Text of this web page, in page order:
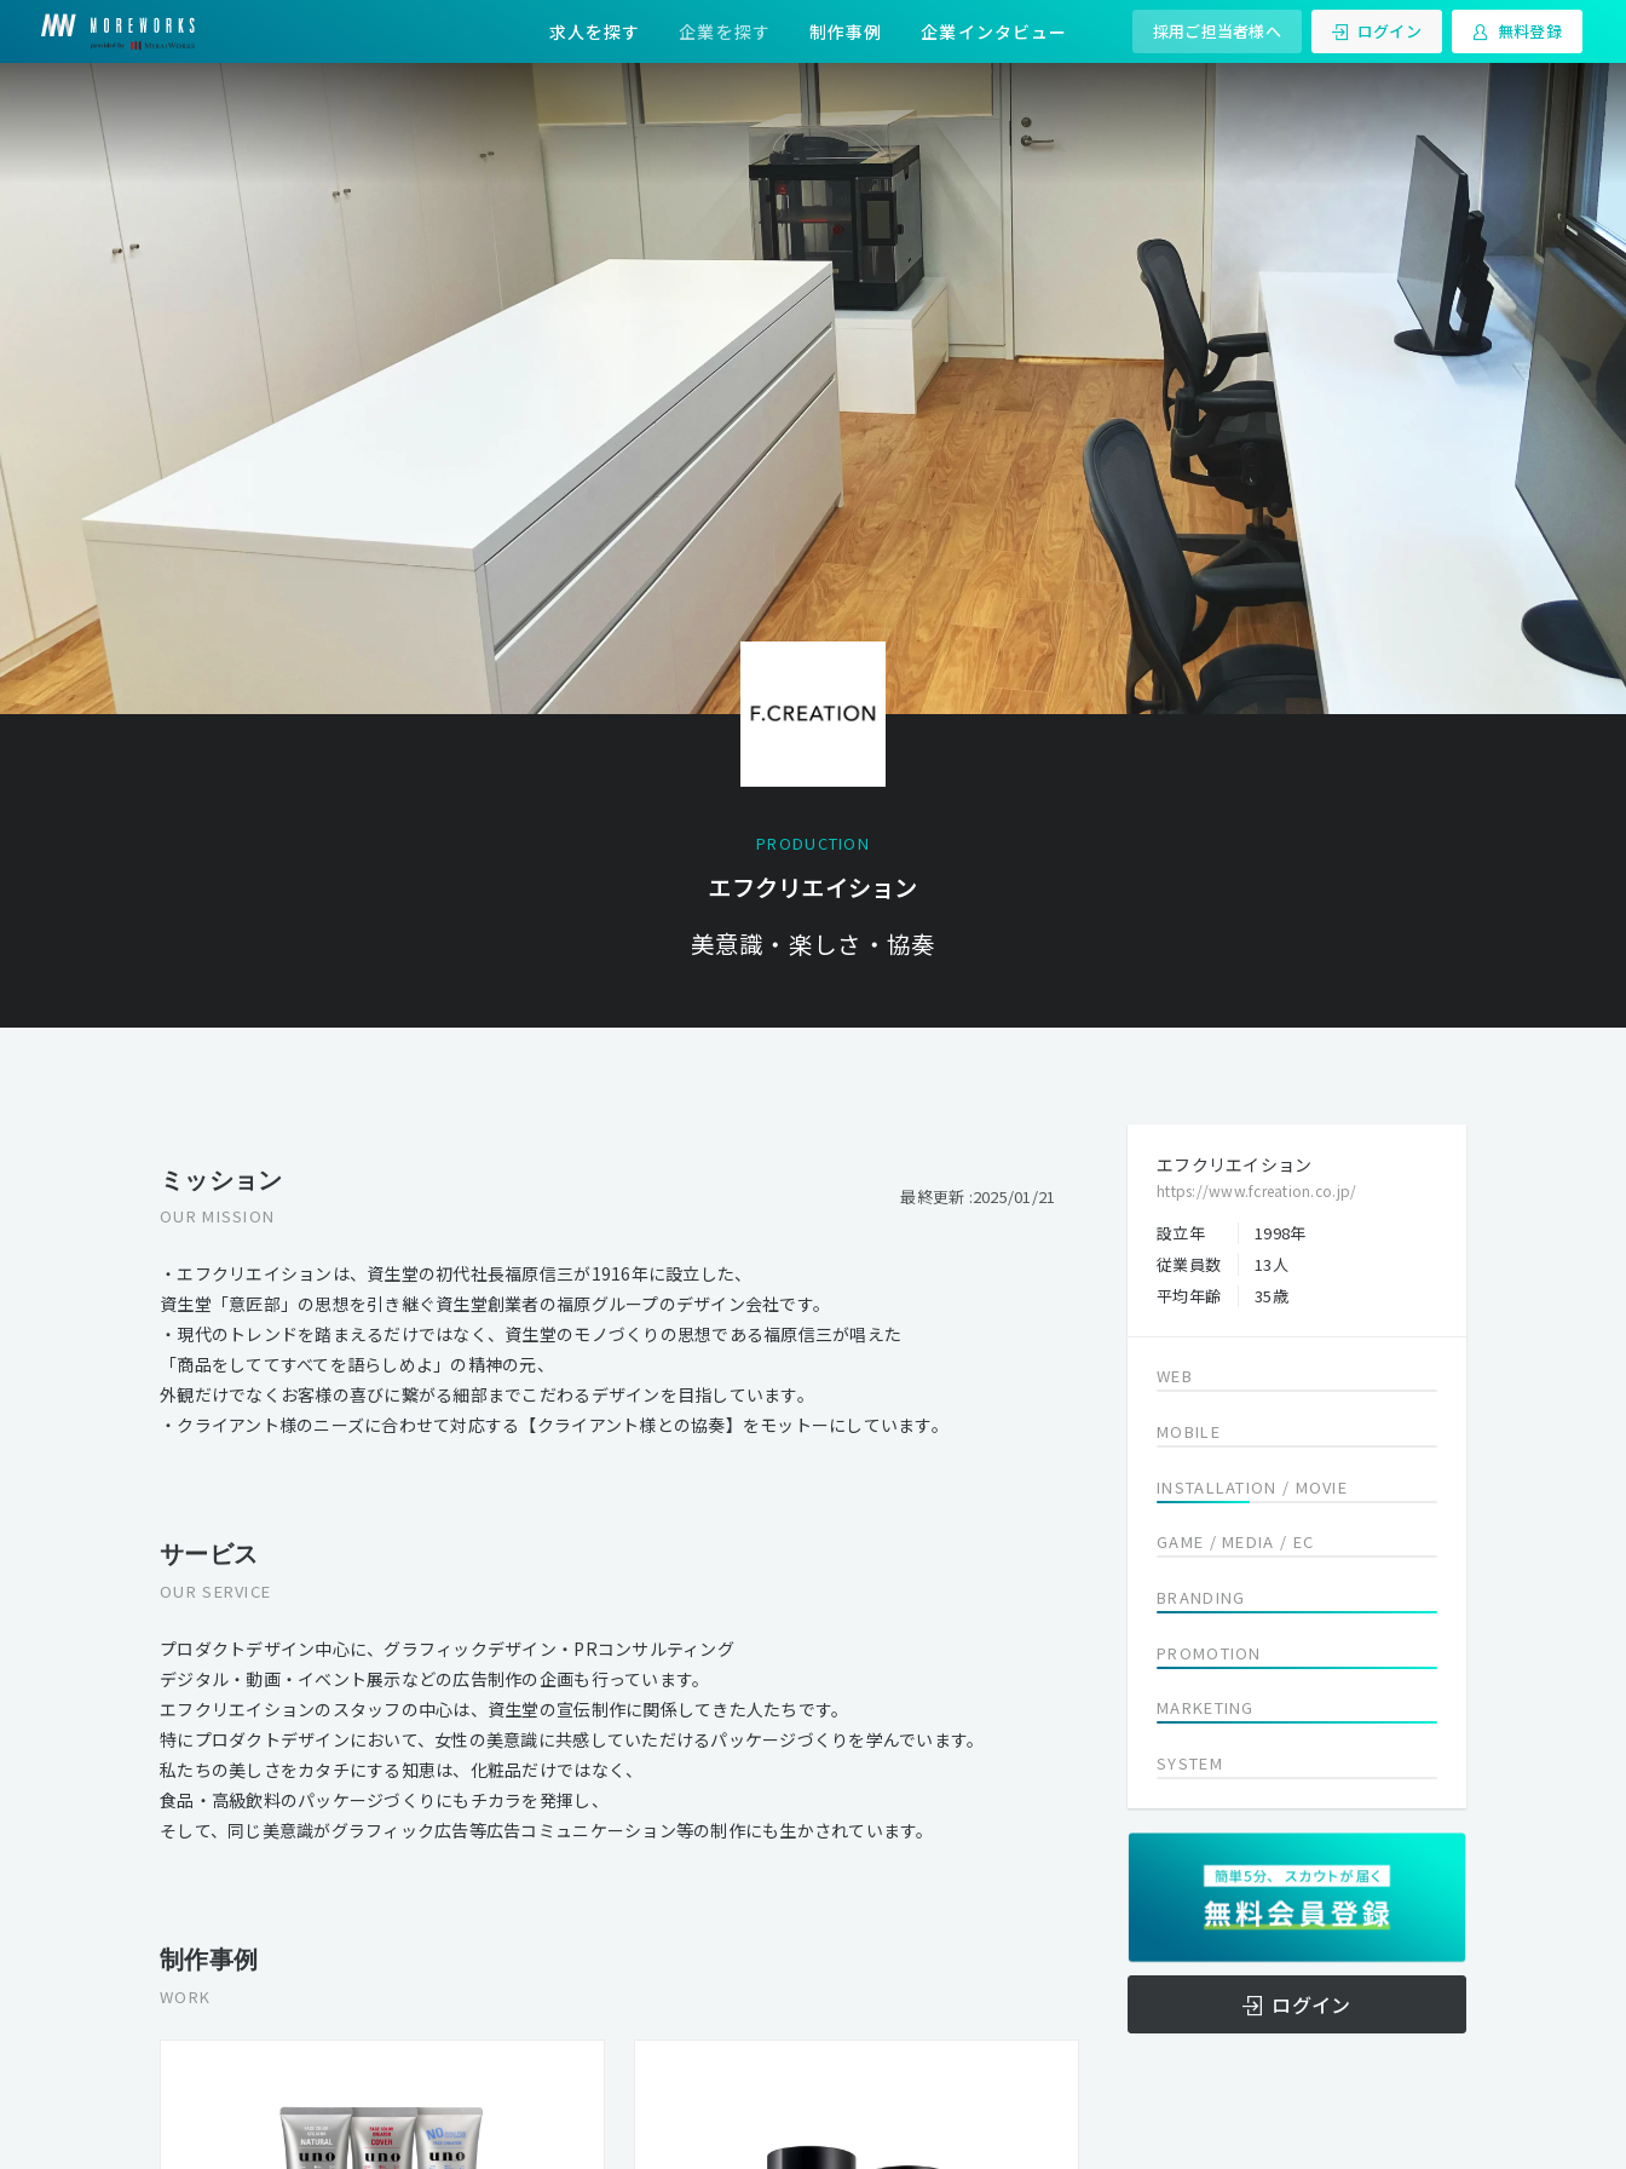
求人を探す 企業を探す 制作事例 企業インタビュー 採用ご担当者様へ ログイン 無料登録
PRODUCTION
エフクリエイション
美意識・楽しさ・協奏
最終更新 :2025/01/21
ミッション
OUR MISSION
・エフクリエイションは、資生堂の初代社長福原信三が1916年に設立した、
資生堂「意匠部」の思想を引き継ぐ資生堂創業者の福原グループのデザイン会社です。
・現代のトレンドを踏まえるだけではなく、資生堂のモノづくりの思想である福原信三が唱えた
「商品をしててすべてを語らしめよ」の精神の元、
外観だけでなくお客様の喜びに繋がる細部までこだわるデザインを目指しています。
・クライアント様のニーズに合わせて対応する【クライアント様との協奏】をモットーにしています。
サービス
OUR SERVICE
プロダクトデザイン中心に、グラフィックデザイン・PRコンサルティング
デジタル・動画・イベント展示などの広告制作の企画も行っています。
エフクリエイションのスタッフの中心は、資生堂の宣伝制作に関係してきた人たちです。
特にプロダクトデザインにおいて、女性の美意識に共感していただけるパッケージづくりを学んでいます。
私たちの美しさをカタチにする知恵は、化粧品だけではなく、
食品・高級飲料のパッケージづくりにもチカラを発揮し、
そして、同じ美意識がグラフィック広告等広告コミュニケーション等の制作にも生かされています。
制作事例
WORK
エフクリエイション
https://www.fcreation.co.jp/
設立年
1998年
従業員数
13人
平均年齢
35歳
WEB
MOBILE
INSTALLATION / MOVIE
GAME / MEDIA / EC
BRANDING
PROMOTION
MARKETING
SYSTEM
ログイン